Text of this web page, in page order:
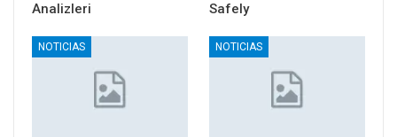
Analizleri
Safely
NOTICIAS NOTICIAS